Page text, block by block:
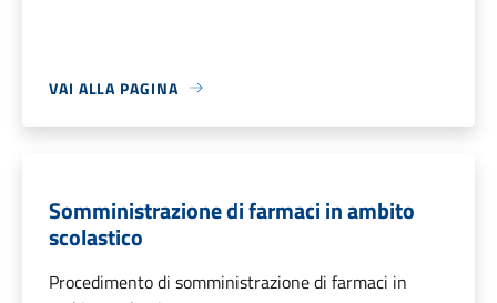
VAI ALLA PAGINA
Somministrazione di farmaci in ambito
scolastico
Procedimento di somministrazione di farmaci in